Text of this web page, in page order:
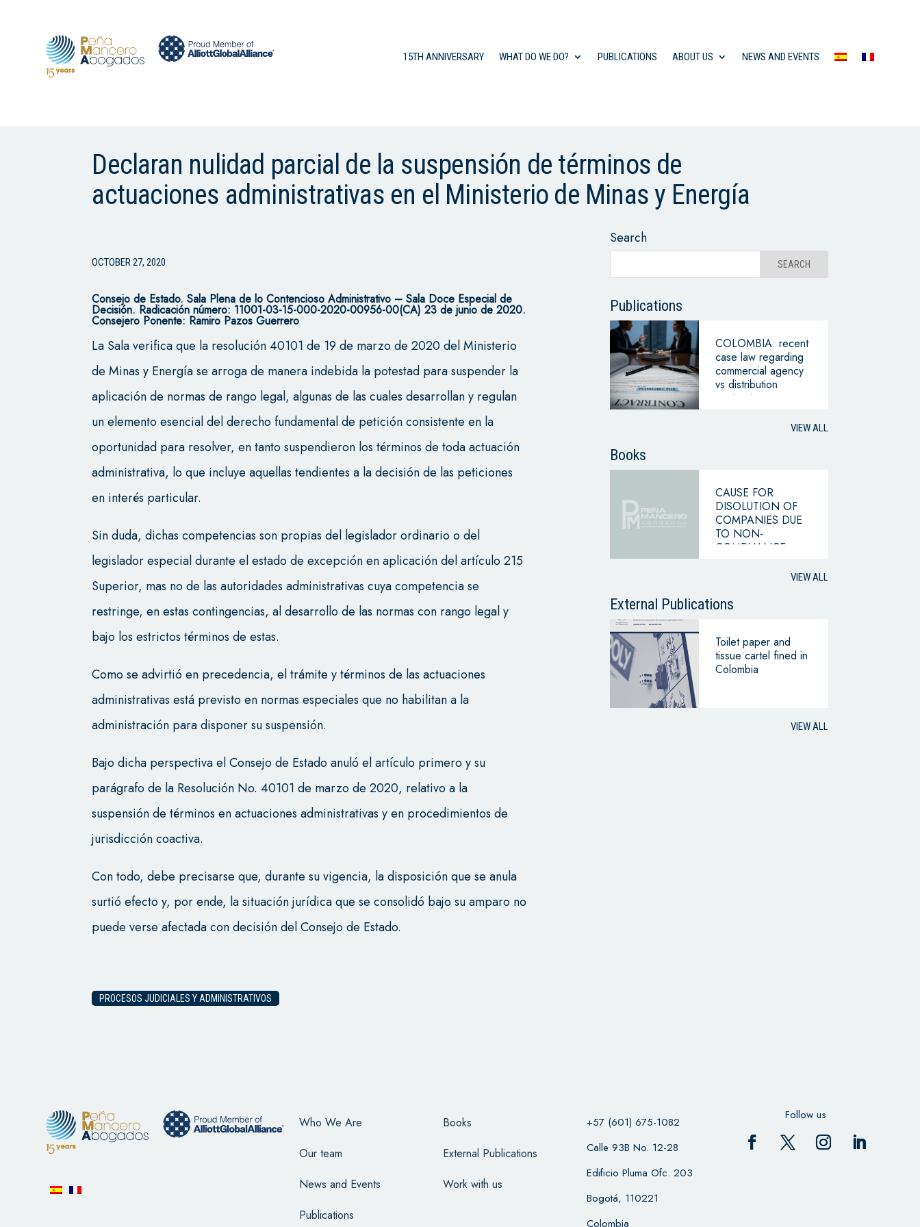
15TH ANNIVERSARY WHAT DO WE DO? PUBLICATIONS ABOUT US NEWS AND EVENTS
Declaran nulidad parcial de la suspensión de términos de
actuaciones administrativas en el Ministerio de Minas y Energía
OCTOBER 27, 2020
Consejo de Estado.Sala Plena de lo Contencioso Administrativo – Sala Doce Especial de
Decisión. Radicación número: 11001-03-15-000-2020-00956-00(CA) 23 de junio de 2020.
Consejero Ponente: Ramiro Pazos Guerrero
La Sala verifica que la resolución 40101 de 19 de marzo de 2020 del Ministerio
de Minas y Energía se arroga de manera indebida la potestad para suspender la
aplicación de normas de rango legal, algunas de las cuales desarrollan y regulan
un elemento esencial del derecho fundamental de petición consistente en la
oportunidad para resolver, en tanto suspendieron los términos de toda actuación
administrativa, lo que incluye aquellas tendientes a la decisión de las peticiones
en interés particular.
Sin duda, dichas competencias son propias del legislador ordinario o del
legislador especial durante el estado de excepción en aplicación del artículo 215
Superior, mas no de las autoridades administrativas cuya competencia se
restringe, en estas contingencias, al desarrollo de las normas con rango legal y
bajo los estrictos términos de estas.
Como se advirtió en precedencia, el trámite y términos de las actuaciones
administrativas está previsto en normas especiales que no habilitan a la
administración para disponer su suspensión.
Bajo dicha perspectiva el Consejo de Estado anuló el artículo primero y su
parágrafo de la Resolución No. 40101 de marzo de 2020, relativo a la
suspensión de términos en actuaciones administrativas y en procedimientos de
jurisdicción coactiva.
Con todo, debe precisarse que, durante su vigencia, la disposición que se anula
surtió efecto y, por ende, la situación jurídica que se consolidó bajo su amparo no
puede verse afectada con decisión del Consejo de Estado.
PROCESOS JUDICIALES Y ADMINISTRATIVOS
Search
Publications
COLOMBIA: recent
case law regarding
commercial agency
vs distribution
contracts
VIEW ALL
Books
CAUSE FOR
DISOLUTION OF
COMPANIES DUE
TO NON-
COMPLIANCE
HYPOTHESIS OF
BUSINESS
VIEW ALL
External Publications
Toilet paper and
tissue cartel fined in
Colombia
VIEW ALL
Who We Are
Our team
News and Events
Publications
Books
External Publications
Work with us
+57 (601) 675-1082
Calle 93B No. 12-28
Edificio Pluma Ofc. 203
Bogotá, 110221
Colombia
Follow us